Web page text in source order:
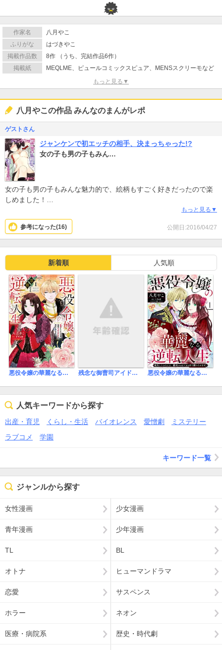
作家名
八月やこ
ふりがな
はづきやこ
掲載作品数
8作 （うち、完結作品6作）
掲載紙
MEQLME、ピュールコミックスピュア、MENSスクリーモなど
もっと見る▼
八月やこの作品 みんなのまんがレポ
ゲストさん
ジャンケンで初エッチの相手、決まっちゃった!?
女の子も男の子もみん…
女の子も男の子もみんな魅力的で、絵柄もすごく好きだったので楽
しめました！
もっと見る▼
公開日:2016/04/27
参考になった(16)
新着順 人気順
悪役令嬢の華麗なる逆転人生～転生したからには、絶対ハッピーエンドで終わらせます！～【単行本版】 残念な御曹司アイドルの溺愛が止まりません！（正直迷惑です）《カノンミア》 悪役令嬢の華麗なる逆転人生～転生したからには、絶対ハッピーエンドで終わらせます！～【単話売】
人気キーワードから探す
出産・育児 くらし・生活 バイオレンス 愛憎劇
ミステリー
ラブコメ
学園
キーワード一覧
ジャンルから探す
女性漫画 少女漫画
青年漫画 少年漫画
TL BL
オトナ ヒューマンドラマ
恋愛 サスペンス
ホラー ネオン
医療・病院系 歴史・時代劇